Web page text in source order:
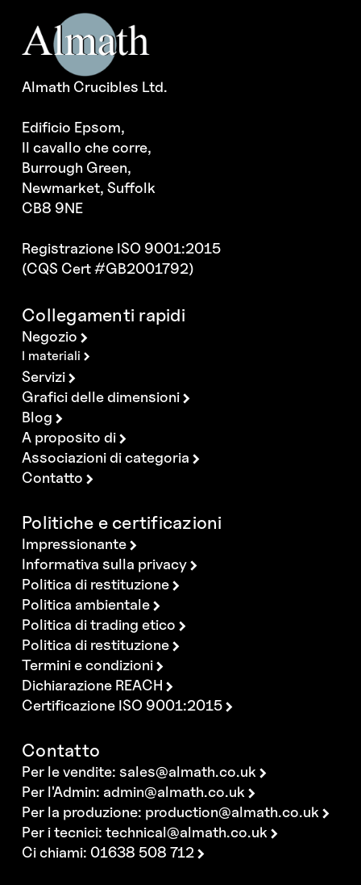
Almath Crucibles Ltd.
Edificio Epsom,
Il cavallo che corre,
Burrough Green,
Newmarket, Suffolk
CB8 9NE
Registrazione ISO 9001:2015
(CQS Cert #GB2001792)
Collegamenti rapidi
Negozio
I materiali
Servizi
Grafici delle dimensioni
Blog
A proposito di
Associazioni di categoria
Contatto
Politiche e certificazioni
Impressionante
Informativa sulla privacy
Politica di restituzione
Politica ambientale
Politica di trading etico
Politica di restituzione
Termini e condizioni
Dichiarazione REACH
Certificazione ISO 9001:2015
Contatto
Per le vendite:sales@almath.co.uk
Per l'Admin: admin@almath.co.uk
Per la produzione: production@almath.co.uk
Per i tecnici:technical@almath.co.uk
Ci chiami: 01638 508 712